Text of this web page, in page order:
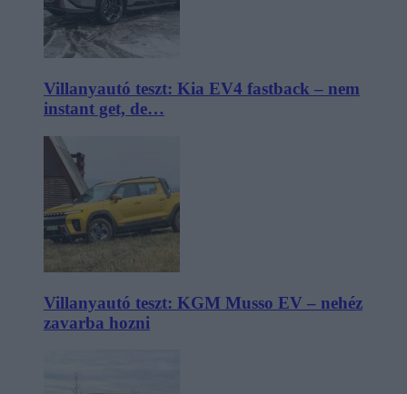
Villanyautó teszt: Kia EV4 fastback – nem
instant get, de…
Villanyautó teszt: KGM Musso EV – nehéz
zavarba hozni